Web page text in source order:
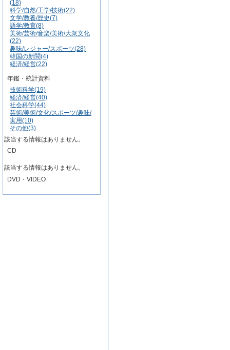
(18)
科学/自然/工学/技術(22)
文学/教養/歴史(7)
語学/教育(8)
美術/芸術/音楽/美術/大衆文化
(22)
趣味/レジャー/スポーツ(28)
韓国の新聞(4)
経済/経営(22)
年鑑・統計資料
技術科学(19)
経済/経営(40)
社会科学(44)
芸術/美術/文化/スポーツ/趣味/
実用(10)
その他(3)
該当する情報はありません。
CD
該当する情報はありません。
DVD・VIDEO